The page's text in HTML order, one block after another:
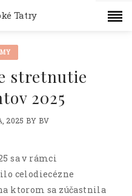
Tatry
stretnutie
2025
2025 BY BV
sa v rámci
celodiecézne
ktorom sa zúčastnila